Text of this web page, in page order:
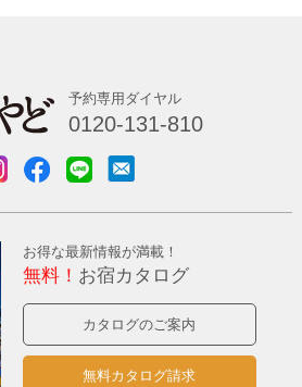
予約専用ダイヤル
0120-131-810
お得な最新情報が満載！
無料！ お宿カタログ
カタログのご案内
無料カタログ請求